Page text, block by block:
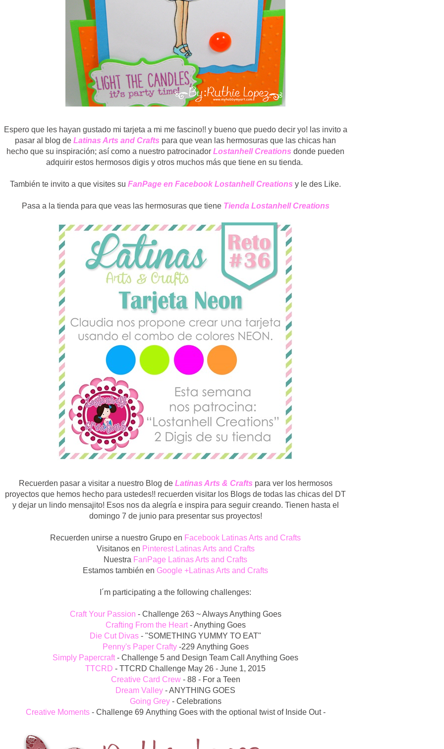
Espero que les hayan gustado mi tarjeta a mi me fascino!! y bueno que puedo decir yo! las invito a
pasar al blog de Latinas Arts and Crafts para que vean las hermosuras que las chicas han
hecho que su inspiración; así como a nuestro patrocinador Lostanhell Creations donde pueden
adquirir estos hermosos digis y otros muchos más que tiene en su tienda.
También te invito a que visites su FanPage en Facebook Lostanhell Creations y le des Like.
Pasa a la tienda para que veas las hermosuras que tiene Tienda Lostanhell Creations
Recuerden pasar a visitar a nuestro Blog de Latinas Arts & Crafts para ver los hermosos
proyectos que hemos hecho para ustedes!! recuerden visitar los Blogs de todas las chicas del DT
y dejar un lindo mensajito! Esos nos da alegría e inspira para seguir creando. Tienen hasta el
domingo 7 de junio para presentar sus proyectos!
Recuerden unirse a nuestro Grupo en Facebook Latinas Arts and Crafts
Visitanos en Pinterest Latinas Arts and Crafts
Nuestra FanPage Latinas Arts and Crafts
Estamos también en Google +Latinas Arts and Crafts
I´m participating a the following challenges:
Craft Your Passion - Challenge 263 ~ Always Anything Goes
Crafting From the Heart- Anything Goes
Die Cut Divas - "SOMETHING YUMMY TO EAT"
Penny's Paper Crafty-229 Anything Goes
Simply Papercraft- Challenge 5 and Design Team Call Anything Goes
TTCRD - TTCRD Challenge May 26 - June 1, 2015
Creative Card Crew- 88 - For a Teen
Dream Valley - ANYTHING GOES
Going Grey - Celebrations
Creative Moments- Challenge 69 Anything Goes with the optional twist of Inside Out -